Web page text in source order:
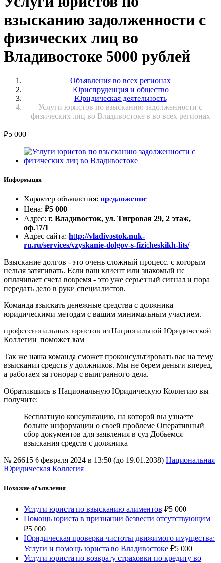
взысканию задолженности с
физических лиц во
Владивостоке 5000 рублей
Объявления во всех регионах
Юриспруденция и общество
Юридическая деятельность
Услуги юристов по взысканию задолженности с
физических лиц во Владивостоке в во всех регионах
₽5 000
Информация
Характер объявления: предложение
Цена: ₽5 000
Адрес: г. Владивосток, ул. Тигровая 29, 2 этаж,
оф.17/1
Адрес сайта: http://vladivostok.nuk-
ru.ru/services/vzyskanie-dolgov-s-fizicheskikh-lits/
Взыскание долгов - это очень сложный процесс, с которым
нельзя затягивать. Если ваш клиент или знакомый не
оплачивает счета вовремя - это уже серьезный сигнал и пора
передать дело в руки специалистов.
Команда взыскать денежные средства с должника
юридическими методам с вашим минимальным участием.
профессиональных юристов из Национальной Юридической
Коллегии поможет вам
Так же наша команда сможет проконсультировать вас на тему
взыскания средств у должников. Мы не берем деньги вперед,
а работаем за гонорар с выигранного дела.
Обратившись в Национальную Юридическую Коллегию вы
получите:
Бесплатную консультацию, на которой вы узнаете
больше информации о своей проблеме Оперативный
сбор документов для заявления в суд Добьемся
взыскания средств с должника
№ 26615 6 февраля 2024 в 13:50 (до 19.01.2038) Национальная
Юридическая Коллегия
Похожие объявления
Услуги юриста по взысканию алиментов ₽5 000
Помощь юриста в признании безвести отсутствующим
₽5 000
Юридическая проверка чистоты движимого имущества:
Услуги и помощь юриста во Владивостоке ₽5 000
Услуги юриста по возврату страховки по кредиту во